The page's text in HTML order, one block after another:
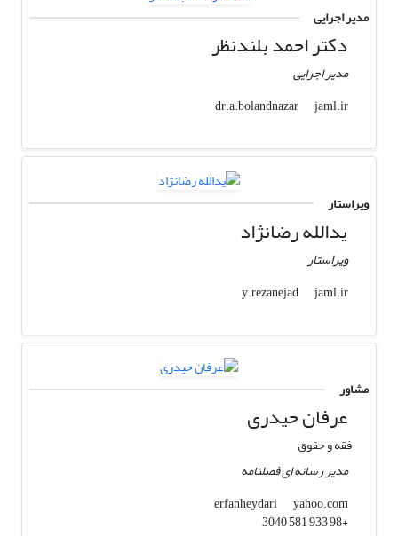
مدیر اجرایی
دکتر احمد بلندنظر
مدیر اجرایی
dr.a.bolandnazar
jaml.ir
ویراستار
یدالله رضانژاد
ویراستار
y.rezanejad
jaml.ir
مشاور
عرفان حیدری
فقه و حقوق
مدیر رسانه ای فصلنامه
erfanheydari
yahoo.com
+98 933 581 3040